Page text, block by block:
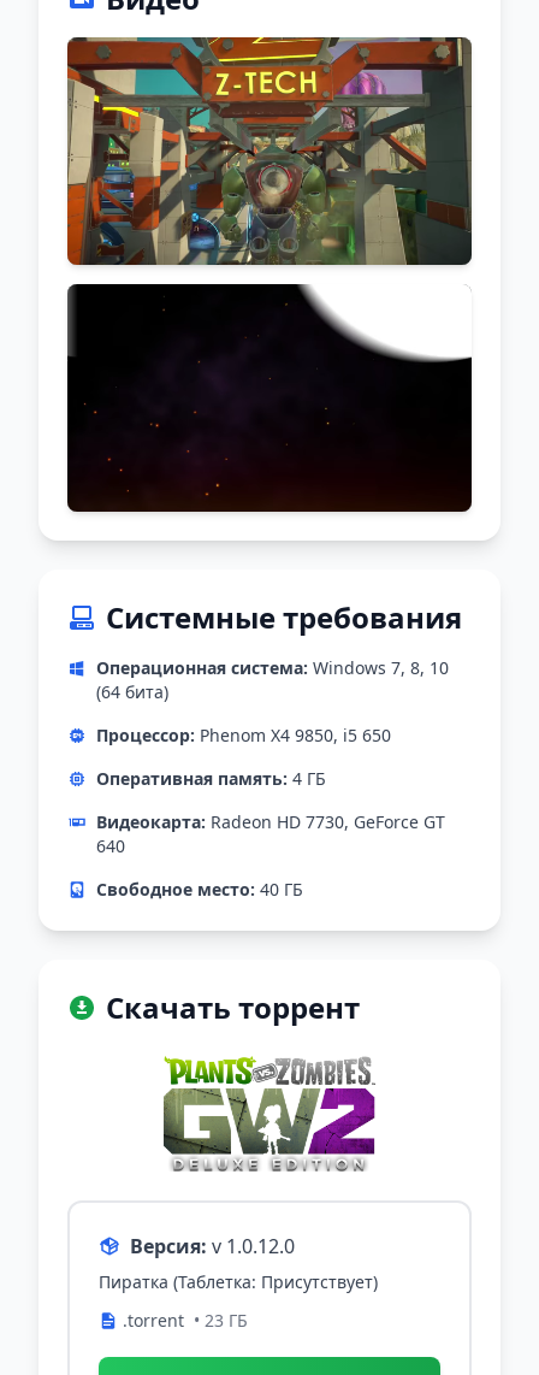
Системные требования
Операционная система: Windows 7, 8, 10
(64 бита)
Процессор: Phenom X4 9850, i5 650
Оперативная память: 4 ГБ
Видеокарта: Radeon HD 7730, GeForce GT
640
Свободное место: 40 ГБ
Скачать торрент
Версия: v 1.0.12.0
Пиратка (Таблетка: Присутствует)
.torrent • 23 ГБ